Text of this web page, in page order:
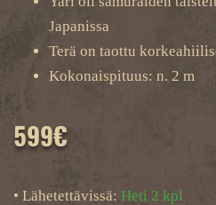
Japanissa
Terä on taottu
Kokonaispituus: n. 2 m
599€
• Lähetettävissä: Heti 2 kpl